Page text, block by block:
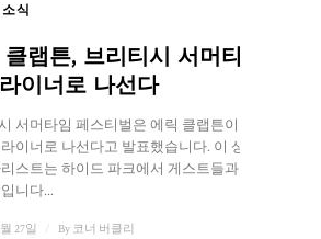
식
랩튼, 브리티시 서머타임
이너로 나선다
서머타임 페스티벌은 에릭 클랩튼이 7월 8
이너로 나선다고 발표했습니다. 이 상징적
스트는 하이드 파크에서 게스트들과 함께
니다...
27일 By 코너 버클리